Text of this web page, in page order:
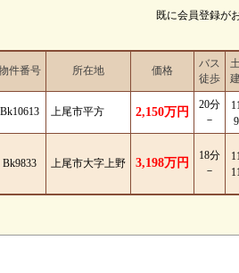
既に会員登録が
件番号 所在地 価格
バス
徒歩
Bk10613 上尾市平方 2,150万円
20分
－
Bk9833 上尾市大字上野 3,198万円
18分
－